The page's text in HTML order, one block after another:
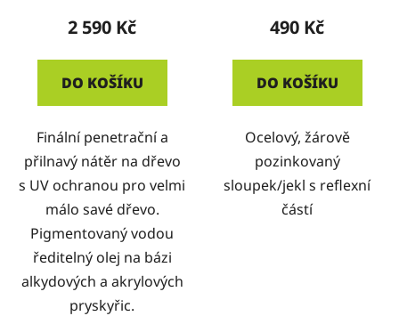
2 590 Kč
DO KOŠÍKU
Finální penetrační a
přilnavý nátěr na dřevo
s UV ochranou pro velmi
málo savé dřevo.
Pigmentovaný vodou
ředitelný olej na bázi
alkydových a akrylových
pryskyřic.
490 Kč
DO KOŠÍKU
Ocelový, žárově
pozinkovaný
sloupek/jekl s reflexní
částí